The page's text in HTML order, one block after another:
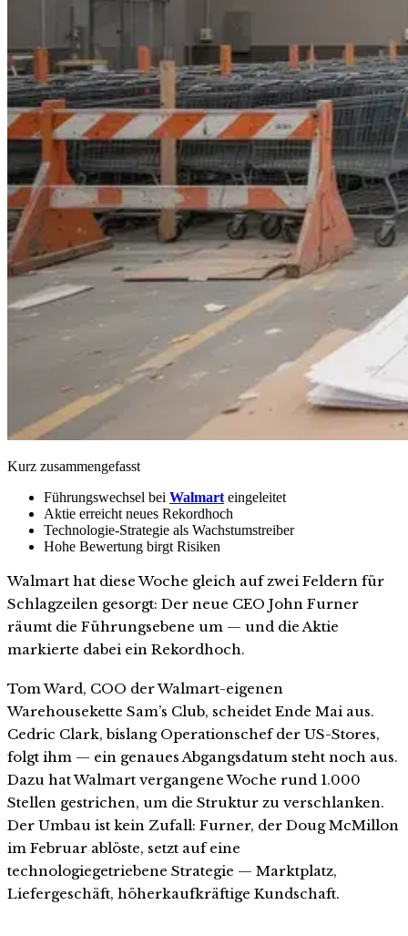
Kurz zusammengefasst
Führungswechsel bei Walmart eingeleitet
Aktie erreicht neues Rekordhoch
Technologie-Strategie als Wachstumstreiber
Hohe Bewertung birgt Risiken
Walmart hat diese Woche gleich auf zwei Feldern für
Schlagzeilen gesorgt: Der neue CEO John Furner
räumt die Führungsebene um — und die Aktie
markierte dabei ein Rekordhoch.
Tom Ward, COO der Walmart-eigenen
Warehousekette Sam’s Club, scheidet Ende Mai aus.
Cedric Clark, bislang Operationschef der US-Stores,
folgt ihm — ein genaues Abgangsdatum steht noch aus.
Dazu hat Walmart vergangene Woche rund 1.000
Stellen gestrichen, um die Struktur zu verschlanken.
Der Umbau ist kein Zufall: Furner, der Doug McMillon
im Februar ablöste, setzt auf eine
technologiegetriebene Strategie — Marktplatz,
Liefergeschäft, höherkaufkräftige Kundschaft.